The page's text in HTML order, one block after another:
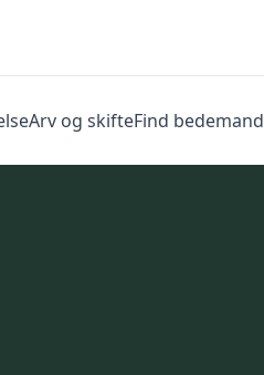
Arv og skifteFind bedemand